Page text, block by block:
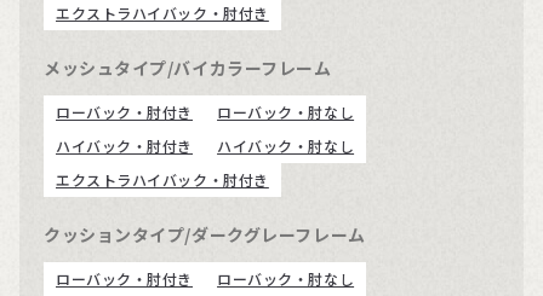
エクストラハイバック・肘付き
メッシュタイプ/バイカラーフレーム
ローバック・肘付き
ローバック・肘なし
ハイバック・肘付き
ハイバック・肘なし
エクストラハイバック・肘付き
クッションタイプ/ダークグレーフレーム
ローバック・肘付き ローバック・肘なし